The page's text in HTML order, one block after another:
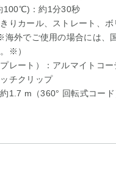
100℃)：約1分30秒
りカール、ストレート、
外でご使用の場合には、
※）
レート）：アルマイトコー
チクリップ
1.7 m（360° 回転式コード